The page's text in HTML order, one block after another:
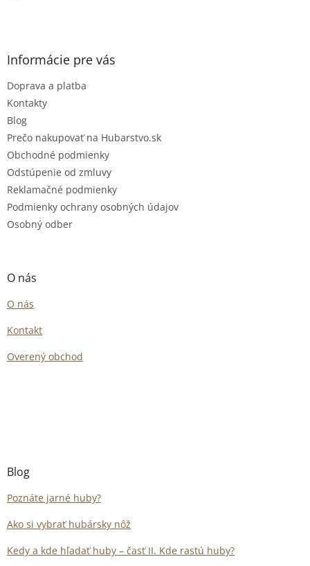
Informácie pre vás
Doprava a platba
Kontakty
Blog
Prečo nakupovať na Hubarstvo.sk
Obchodné podmienky
Odstúpenie od zmluvy
Reklamačné podmienky
Podmienky ochrany osobných údajov
Osobný odber
O nás
O nás
Kontakt
Overený obchod
Blog
Poznáte jarné huby?
Ako si vybrať hubársky nôž
Kedy a kde hľadať huby – časť II. Kde rastú huby?